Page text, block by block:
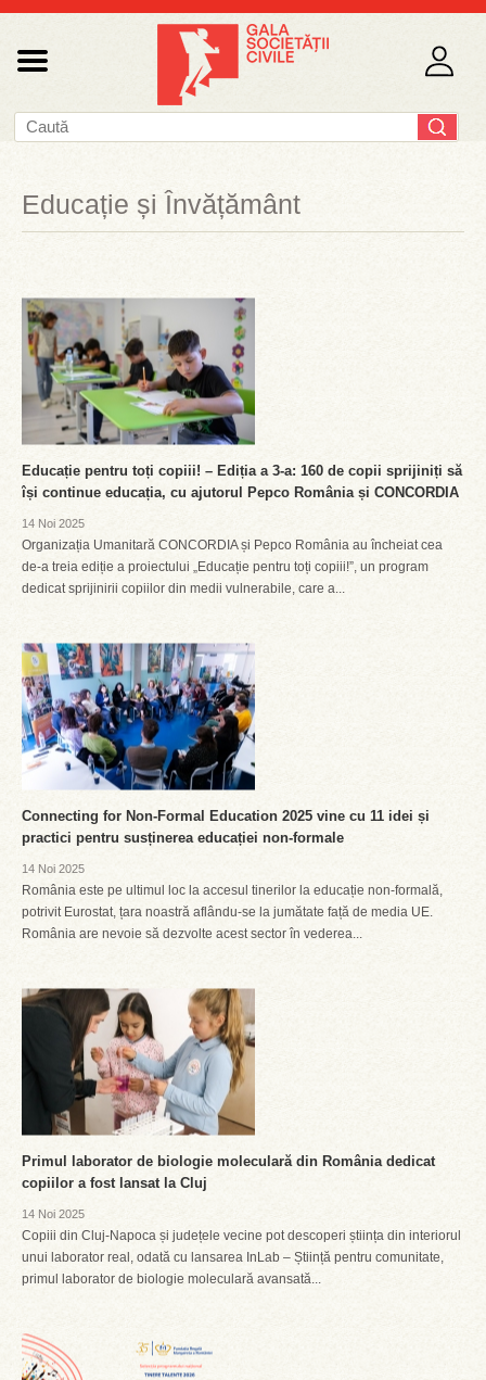
Educație și Învățământ
Educație pentru toți copiii! – Ediția a 3-a: 160 de copii sprijiniți să
își continue educația, cu ajutorul Pepco România și CONCORDIA
14 Noi 2025
Organizația Umanitară CONCORDIA și Pepco România au încheiat cea
de-a treia ediție a proiectului „Educație pentru toți copiii!”, un program
dedicat sprijinirii copiilor din medii vulnerabile, care a...
Connecting for Non-Formal Education 2025 vine cu 11 idei și
practici pentru susținerea educației non-formale
14 Noi 2025
România este pe ultimul loc la accesul tinerilor la educație non-formală,
potrivit Eurostat, țara noastră aflându-se la jumătate față de media UE.
România are nevoie să dezvolte acest sector în vederea...
Primul laborator de biologie moleculară din România dedicat
copiilor a fost lansat la Cluj
14 Noi 2025
Copiii din Cluj-Napoca și județele vecine pot descoperi știința din interiorul
unui laborator real, odată cu lansarea InLab – Știință pentru comunitate,
primul laborator de biologie moleculară avansată...